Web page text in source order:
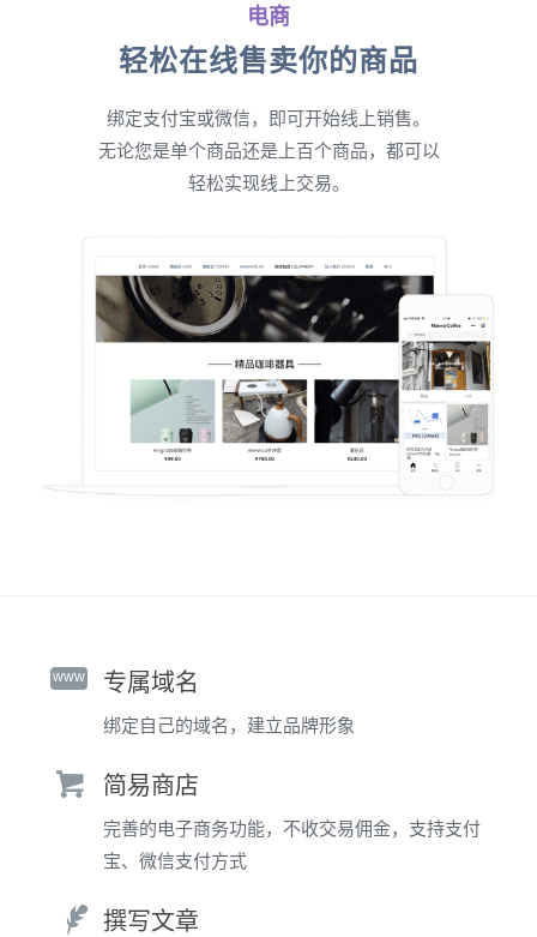
电商
轻松在线售卖你的商品
绑定支付宝或微信，即可开始线上销售。
无论您是单个商品还是上百个商品，都可以
轻松实现线上交易。
www 专属域名
绑定自己的域名，建立品牌形象
简易商店
完善的电子商务功能，不收交易佣金，支持支付
宝、微信支付方式
撰写文章